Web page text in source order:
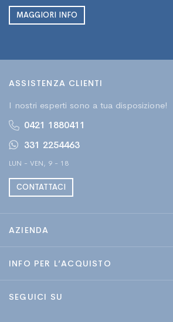
MAGGIORI INFO
ASSISTENZA CLIENTI
I nostri esperti sono a tua disposizione!
0421 1880411
331 2254463
LUN - VEN, 9 - 18
CONTATTACI
AZIENDA
INFO PER L’ACQUISTO
SEGUICI SU